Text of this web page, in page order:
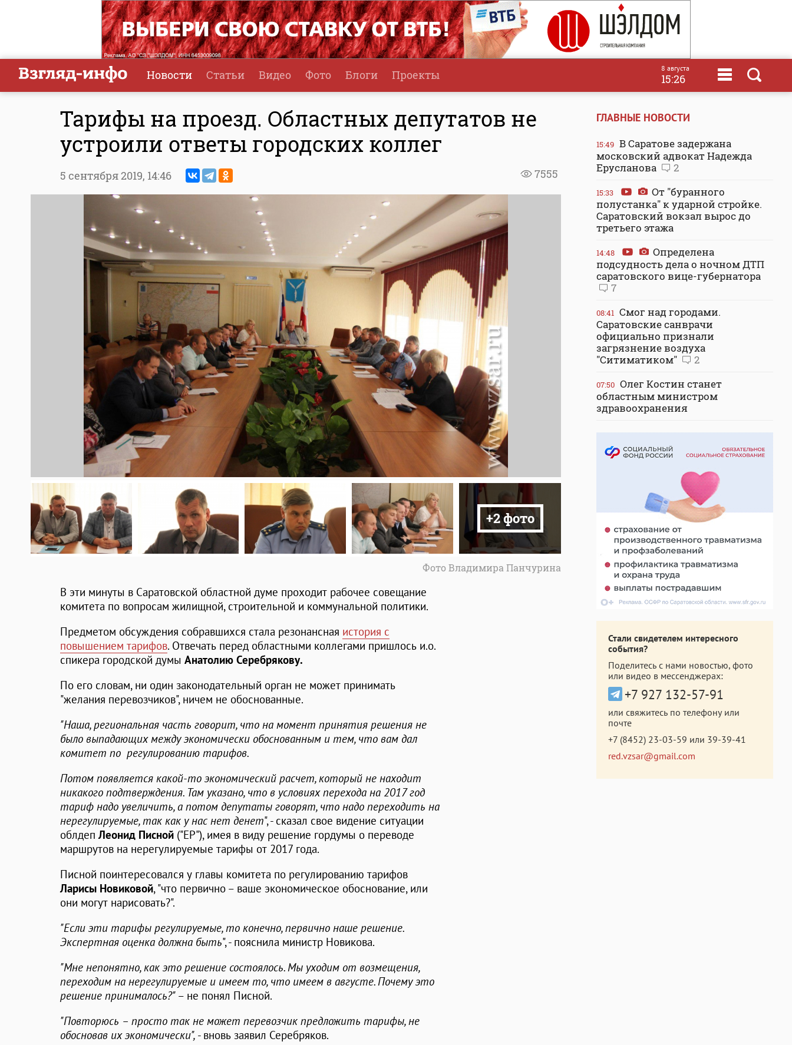
Новости Статьи Видео Фото Блоги Проекты 8 августа
15:26
Тарифы на проезд. Областных депутатов не
устроили ответы городских коллег
7555
5 сентября 2019, 14:46
+2 фото
Фото Владимира Панчурина
В эти минуты в Саратовской областной думе проходит рабочее совещание
комитета по вопросам жилищной, строительной и коммунальной политики.
Предметом обсуждения собравшихся стала резонансная история с
повышением тарифов. Отвечать перед областными коллегами пришлось и.о.
спикера городской думы Анатолию Серебрякову.
По его словам, ни один законодательный орган не может принимать
"желания перевозчиков", ничем не обоснованные.
"Наша, региональная часть говорит, что на момент принятия решения не
было выпадающих между экономически обоснованным и тем, что вам дал
комитет по регулированию тарифов.
Потом появляется какой-то экономический расчет, который не находит
никакого подтверждения. Там указано, что в условиях перехода на 2017 год
тариф надо увеличить, а потом депутаты говорят, что надо переходить на
нерегулируемые, так как у нас нет денет", - сказал свое видение ситуации
облдепЛеонид Писной ("ЕР"), имея в виду решение гордумы о переводе
маршрутов на нерегулируемые тарифы от 2017 года.
Писной поинтересовался у главы комитета по регулированию тарифов
Ларисы Новиковой, "что первично – ваше экономическое обоснование, или
они могут нарисовать?".
"Если эти тарифы регулируемые, то конечно, первично наше решение.
Экспертная оценка должна быть", - пояснила министр Новикова.
"Мне непонятно, как это решение состоялось. Мы уходим от возмещения,
переходим на нерегулируемые и имеем то, что имеем в августе. Почему это
решение принималось?" – не понял Писной.
"Повторюсь – просто так не может перевозчик предложить тарифы, не
обосновав их экономически", - вновь заявил Серебряков.
ГЛАВНЫЕ НОВОСТИ
15:49 В Саратове задержана
московский адвокат Надежда
Ерусланова
2
15:33
От "буранного
полустанка" к ударной стройке.
Саратовский вокзал вырос до
третьего этажа
14:48
Определена
подсудность дела о ночном ДТП
саратовского вице-губернатора
7
08:41 Смог над городами.
Саратовские санврачи
официально признали
загрязнение воздуха
"Ситиматиком"
2
07:50 Олег Костин станет
областным министром
здравоохранения
Стали свидетелем интересного
события?
Поделитесь с нами новостью, фото
или видео в мессенджерах:
+7 927 132-57-91
или свяжитесь по телефону или
почте
+7 (8452) 23-03-59 или 39-39-41
red.vzsar@gmail.com